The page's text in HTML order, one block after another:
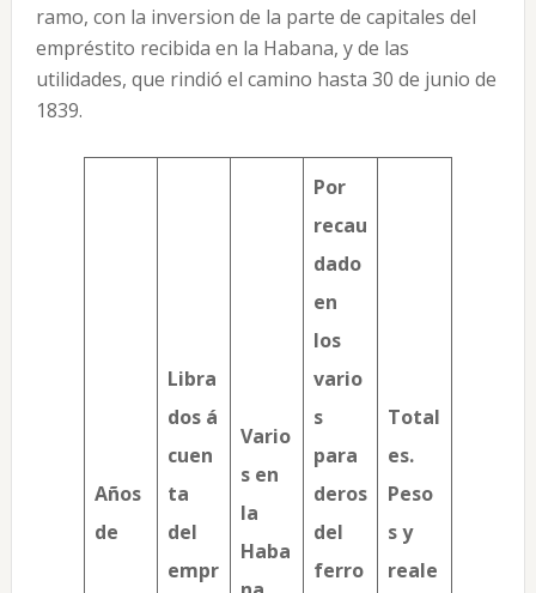
ramo, con la inversion de la parte de capitales del
empréstito recibida en la Habana, y de las
utilidades, que rindió el camino hasta 30 de junio de
1839.
Años
de
Libra
dos á
cuen
ta
del
empr
Vario
s en
la
Haba
Por
recau
dado
en
los
vario
s
para
deros
del
ferro
Total
es.
Peso
s y
reale